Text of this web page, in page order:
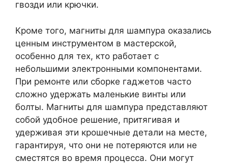
гвозди или крючки.
Кроме того, магниты для шампура оказались
ценным инструментом в мастерской,
особенно для тех, кто работает с
небольшими электронными компонентами.
При ремонте или сборке гаджетов часто
сложно удержать маленькие винты или
болты. Магниты для шампура представляют
собой удобное решение, притягивая и
удерживая эти крошечные детали на месте,
гарантируя, что они не потеряются или не
сместятся во время процесса. Они могут